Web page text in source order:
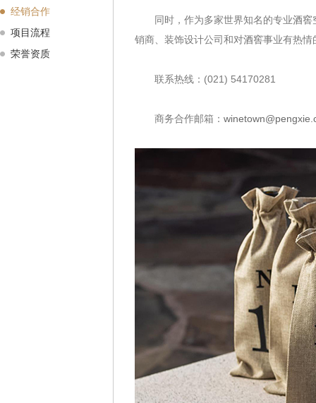
经销合作
项目流程
荣誉资质
同时，作为多家世界知名的专业酒窖
销商、装饰设计公司和对酒窖事业有热情
联系热线：(021) 54170281
商务合作邮箱：